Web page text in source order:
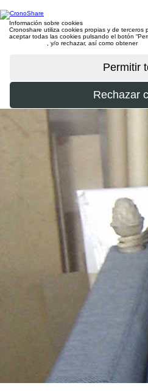
Información sobre cookies
Cronoshare utiliza cookies propias y de terceros
aceptar todas las cookies pulsando el botón
, y/o rechazar, así como obtener